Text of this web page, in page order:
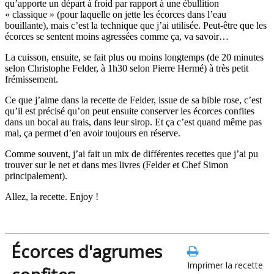
qu’apporte un départ à froid par rapport à une ébullition
« classique » (pour laquelle on jette les écorces dans l’eau
bouillante), mais c’est la technique que j’ai utilisée. Peut-être que les
écorces se sentent moins agressées comme ça, va savoir…
La cuisson, ensuite, se fait plus ou moins longtemps (de 20 minutes
selon Christophe Felder, à 1h30 selon Pierre Hermé) à très petit
frémissement.
Ce que j’aime dans la recette de Felder, issue de sa bible rose, c’est
qu’il est précisé qu’on peut ensuite conserver les écorces confites
dans un bocal au frais, dans leur sirop. Et ça c’est quand même pas
mal, ça permet d’en avoir toujours en réserve.
Comme souvent, j’ai fait un mix de différentes recettes que j’ai pu
trouver sur le net et dans mes livres (Felder et Chef Simon
principalement).
Allez, la recette. Enjoy !
Imprimer la recette
Écorces d'agrumes